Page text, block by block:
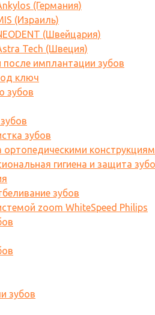
(Германия)
(Израиль)
(Швейцария)
Tech (Швеция)
после имплантации зубов
ключ
зубов
зубов
ортопедическими
гигиена и защита
зубов
zoom WhiteSpeed Philips
зубов